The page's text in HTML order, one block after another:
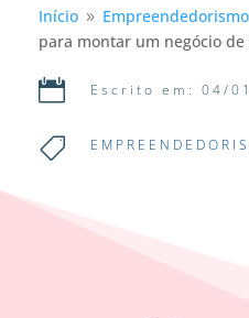
Início 9 Empreendedorismo
para montar um negócio de
 Escrito em: 04/
